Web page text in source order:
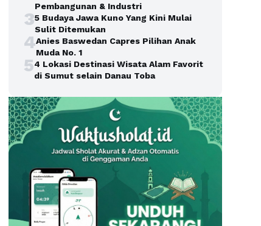
Pembangunan & Industri
35 Budaya Jawa Kuno Yang Kini Mulai
Sulit Ditemukan
4Anies Baswedan Capres Pilihan Anak
Muda No. 1
54 Lokasi Destinasi Wisata Alam Favorit
di Sumut selain Danau Toba